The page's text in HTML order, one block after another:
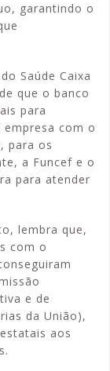
garantindo o
Saúde Caixa
que o banco
para
com o
para os
a Funcef e o
para atender
lembra que,
com o
e de
da União),
aos